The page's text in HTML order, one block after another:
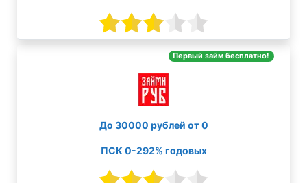
Первый займ бесплатно!
До 30000 рублей от 0
ПСК 0-292% годовых